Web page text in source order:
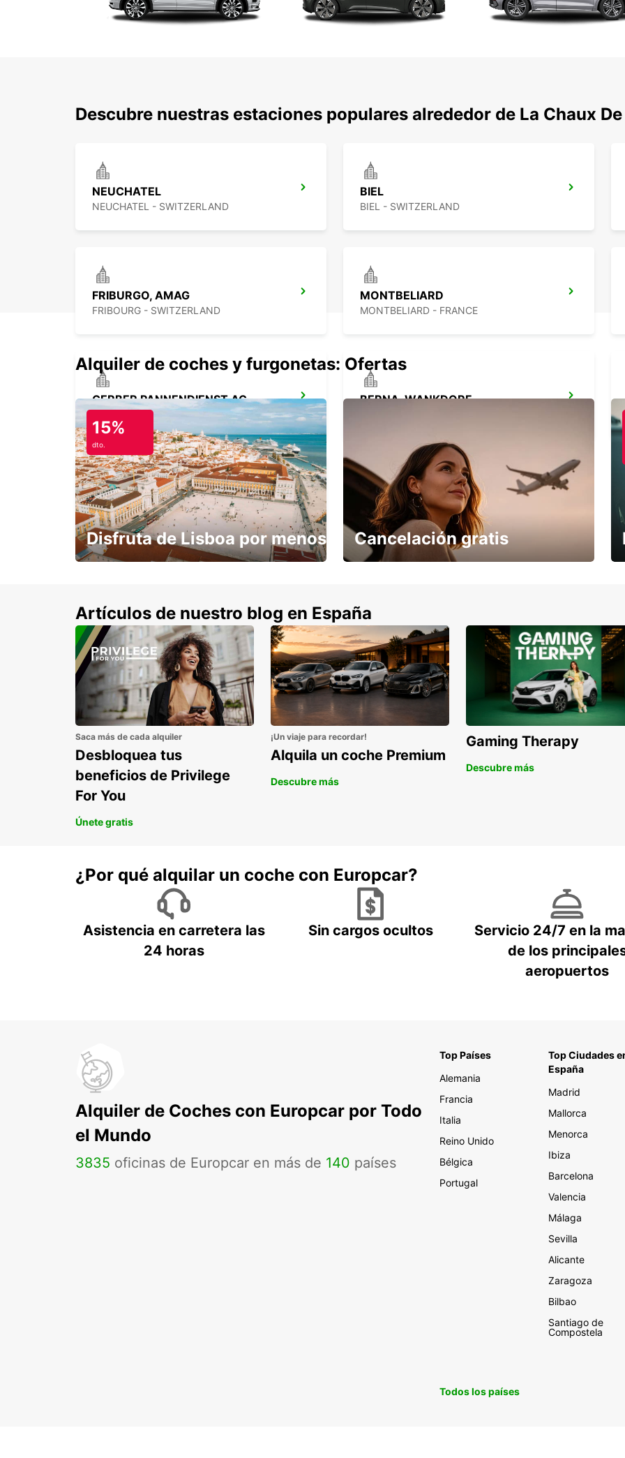
Descubre nuestras estaciones populares alrededor de La Chaux
NEUCHATEL
NEUCHATEL - SWITZERLAND
BIEL
BIEL - SWITZERLAND
FRIBURGO, AMAG
FRIBOURG - SWITZERLAND
MONTBELIARD
MONTBELIARD - FRANCE
GERBER PANNENDIENST AG
BERN - SWITZERLAND
BERNA, WANKDORF
KIRCHBERG BURGDORF
KIRCHBERG - SWITZERLAND
Alquiler de coches y furgonetas: Ofertas
15%
dto.
Disfruta de Lisboa por menos Cancelación gratis
Artículos de nuestro blog en España
Saca más de cada alquiler
Desbloquea tus
beneficios de Privilege
For You
Únete gratis
¡Un viaje para recordar!
Alquila un coche Premium
Descubre más
Gaming Therapy
Descubre más
¿Por qué alquilar un coche con Europcar?
Asistencia en carretera las
24 horas
Sin cargos ocultos
Servicio 24/7 en la
de los
aeropuertos
Alquiler de Coches con Europcar por Todo
el Mundo
3835 oficinas de Europcar en más de 140 países
Top Países
Alemania
Francia
Italia
Reino Unido
Bélgica
Portugal
Top Ciudades
España
Madrid
Mallorca
Menorca
Ibiza
Barcelona
Valencia
Málaga
Sevilla
Alicante
Zaragoza
Bilbao
Santiago de
Compostela
Todos los países